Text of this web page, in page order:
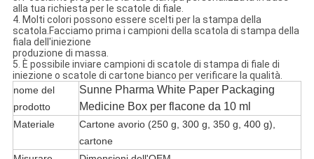
alla tua richiesta per le scatole di fiale.
4. Molti colori possono essere scelti per la stampa della
scatola.Facciamo prima i campioni della scatola di stampa della
fiala dell'iniezione
produzione di massa.
5. È possibile inviare campioni di scatole di stampa di fiale di
iniezione o scatole di cartone bianco per verificare la qualità.
nome del
prodotto
Sunne Pharma White Paper Packaging
Medicine Box per flacone da 10 ml
Materiale
Cartone avorio (250 g, 300 g, 350 g, 400 g),
cartone